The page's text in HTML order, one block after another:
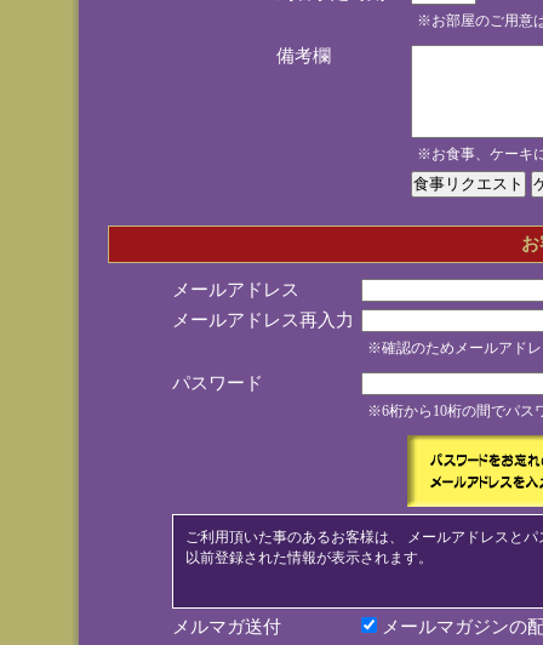
※お部屋のご用意
備考欄
※お食事、ケーキ
メールアドレス
メールアドレス再入力
※確認のためメールアド
パスワード
※6桁から10桁の間でパス
ご利用頂いた事のあるお客様は、 メールアドレスと
以前登録された情報が表示されます。
メルマガ送付 メールマガジンの